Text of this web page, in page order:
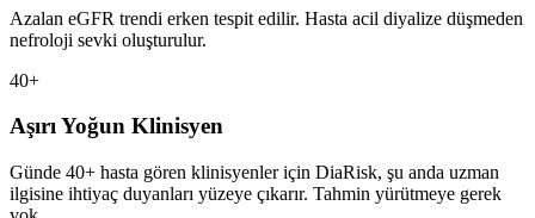
Azalan eGFR trendi erken tespit edilir. Hasta acil diyalize düşmeden
nefroloji sevki oluşturulur.
40+
Aşırı Yoğun Klinisyen
Günde 40+ hasta gören klinisyenler için DiaRisk, şu anda uzman
ilgisine ihtiyaç duyanları yüzeye çıkarır. Tahmin yürütmeye gerek